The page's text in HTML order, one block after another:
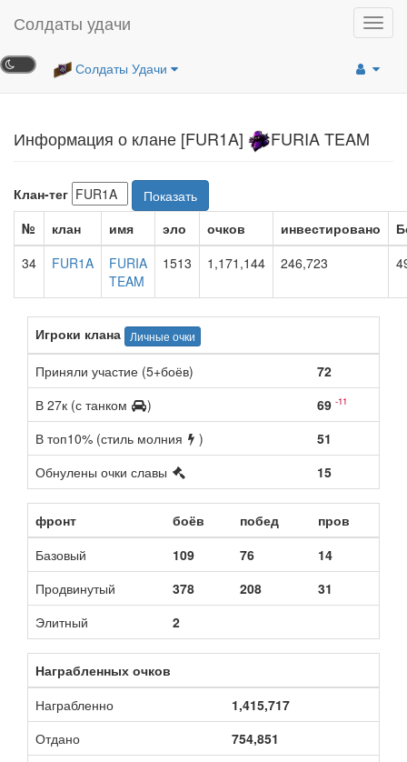
Солдаты удачи
Солдаты Удачи
Информация о клане [FUR1A] FURIA TEAM
Клан-тег
Показать
№
клан имя эло очков инвестировано
34
FUR1A
FURIA
TEAM
1513 1,171,144 246,723
Игроки клана Личные очки
Приняли участие (5+боёв)
72
В 27к (с танком
) 69 -11
В топ10% (стиль молния )
51
Обнулены очки славы
15
фронт боёв побед
пров
Базовый
109 76
14
Продвинутый
378 208
31
Элитный
2
Награбленных очков
Награбленно
1,415,717
Отдано
754,851